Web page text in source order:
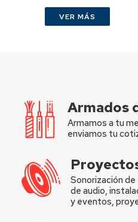
VER MÁS
Armados
Armamos a tu
enviamos tu
Sonorización
de audio,
y eventos,